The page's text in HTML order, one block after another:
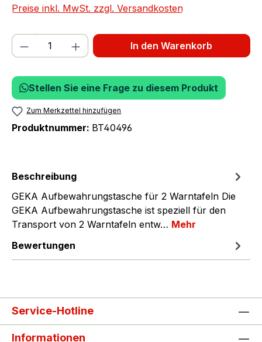
Preise inkl. MwSt. zzgl. Versandkosten
Produkt Anzahl: Gib den gewünschten
In den Warenkorb
Stellen Sie eine Frage zu diesem Produkt
Zum Merkzettel hinzufügen
Produktnummer: BT40496
Beschreibung
GEKA Aufbewahrungstasche für 2 Warntafeln Die
GEKA Aufbewahrungstasche ist speziell für den
Transport von 2 Warntafeln entw… Mehr
Bewertungen
Service-Hotline
Informationen